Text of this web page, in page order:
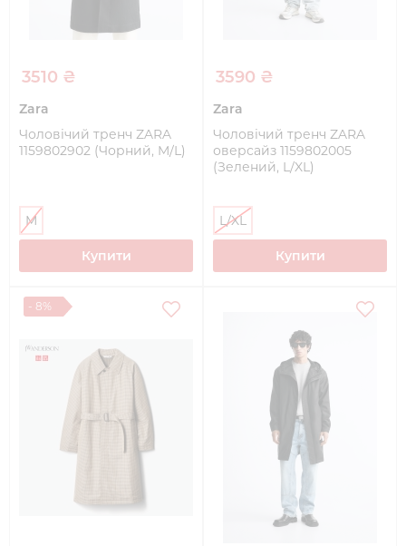
3510 ₴
Zara
Чоловічий тренч ZARA
1159802902 (Чорний, M/L)
M
Купити
3590 ₴
Zara
Чоловічий тренч ZARA
оверсайз 1159802005
(Зелений, L/XL)
L/XL
Купити
- 8%